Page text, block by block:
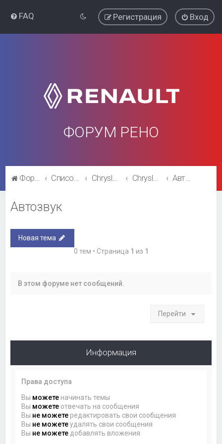
FAQ Вход
Регистрация
ФОРУМ РЕНО
Форум Рено Список форумов Chrysler Voyager\ Dodge Caravan Chrysler Voyager\ Dodge Caravan Автозвук
Автозвук
Новая тема
0 тем • Страница 1 из 1
В этом форуме нет сообщений.
Перейти
Информация
Права доступа
Вы можете начинать темы
Вы можете отвечать на сообщения
Вы не можете редактировать свои сообщения
Вы не можетеудалять свои сообщения
Вы не можете добавлять вложения